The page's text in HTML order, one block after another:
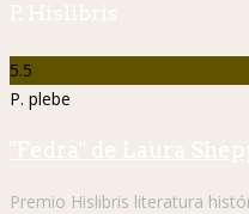
P. Hislibris
5.5
P. plebe
"Fedra" de Laura
Premio Hislibris literatura